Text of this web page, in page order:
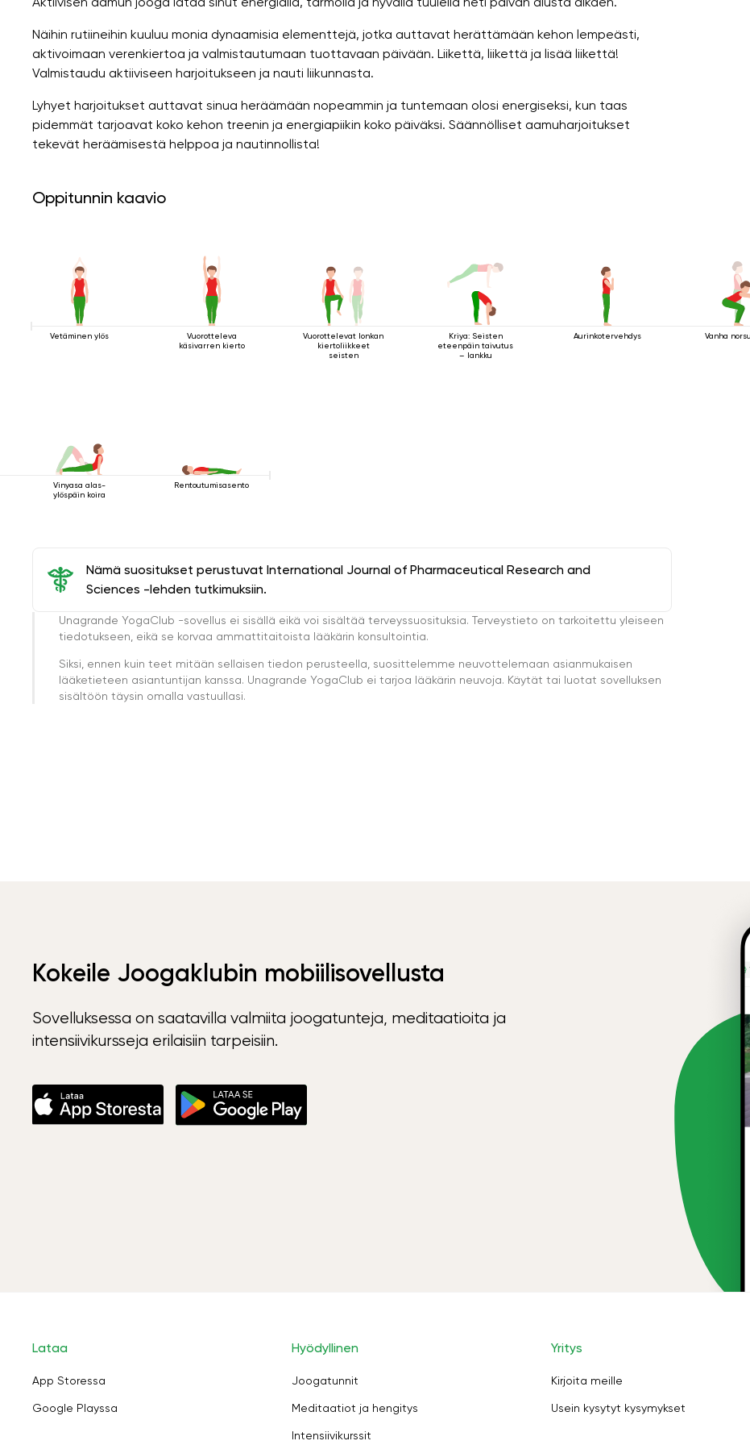
Näihin rutiineihin kuuluu monia dynaamisia elementtejä, jotka auttavat herättämään kehon lempeästi,
aktivoimaan verenkiertoa ja valmistautumaan tuottavaan päivään. Liikettä, liikettä ja lisää liikettä!
Valmistaudu aktiiviseen harjoitukseen ja nauti liikunnasta.
Lyhyet harjoitukset auttavat sinua heräämään nopeammin ja tuntemaan olosi energiseksi, kun taas
pidemmät tarjoavat koko kehon treenin ja energiapiikin koko päiväksi. Säännölliset aamuharjoitukset
tekevät heräämisestä helppoa ja nautinnollista!
Oppitunnin kaavio
Vetäminen ylös
Vuorotteleva
käsivarren kierto
Vuorottelevat lonkan
kiertoliikkeet
seisten
Kriya: Seisten
eteenpäin taivutus
– lankku
Aurinkotervehdys Vanha
Vinyasa alas-
ylöspäin koira
Rentoutumisasento
Nämä suositukset perustuvat International Journal of Pharmaceutical Research and
Sciences -lehden tutkimuksiin.
Unagrande YogaClub -sovellus ei sisällä eikä voi sisältää terveyssuosituksia. Terveystieto on tarkoitettu yleiseen
tiedotukseen, eikä se korvaa ammattitaitoista lääkärin konsultointia.
Siksi, ennen kuin teet mitään sellaisen tiedon perusteella, suosittelemme neuvottelemaan asianmukaisen
lääketieteen asiantuntijan kanssa. Unagrande YogaClub ei tarjoa lääkärin neuvoja. Käytät tai luotat sovelluksen
sisältöön täysin omalla vastuullasi.
Kokeile Joogaklubin mobiilisovellusta
Sovelluksessa on saatavilla valmiita joogatunteja, meditaatioita ja
intensiivikursseja erilaisiin tarpeisiin.
Lataa
App Storessa
Google Playssa
Hyödyllinen
Joogatunnit
Meditaatiot ja hengitys
Intensiivikurssit
Yritys
Kirjoita meille
Usein kysytyt kysymykset